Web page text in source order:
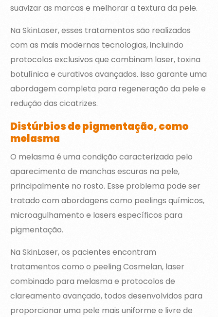
suavizar as marcas e melhorar a textura da pele.
Na SkinLaser, esses tratamentos são realizados
com as mais modernas tecnologias, incluindo
protocolos exclusivos que combinam laser, toxina
botulínica e curativos avançados. Isso garante uma
abordagem completa para regeneração da pele e
redução das cicatrizes.
Distúrbios de pigmentação, como
melasma
O melasma é uma condição caracterizada pelo
aparecimento de manchas escuras na pele,
principalmente no rosto. Esse problema pode ser
tratado com abordagens como peelings químicos,
microagulhamento e lasers específicos para
pigmentação.
Na SkinLaser, os pacientes encontram
tratamentos como o peeling Cosmelan, laser
combinado para melasma e protocolos de
clareamento avançado, todos desenvolvidos para
proporcionar uma pele mais uniforme e livre de